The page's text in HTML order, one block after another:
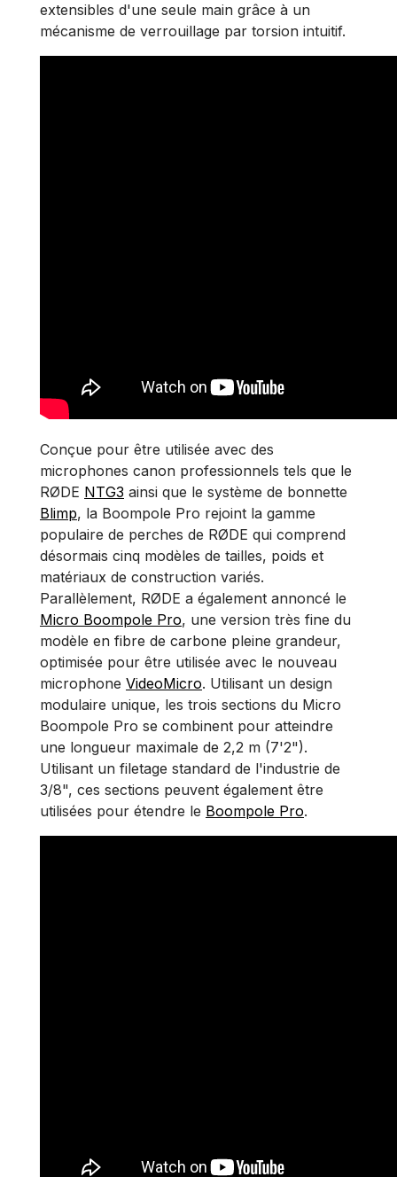
extensibles d'une seule main grâce à un
mécanisme de verrouillage par torsion intuitif.
Conçue pour être utilisée avec des
microphones canon professionnels tels que le
RØDE NTG3 ainsi que le système de bonnette
Blimp, la Boompole Pro rejoint la gamme
populaire de perches de RØDE qui comprend
désormais cinq modèles de tailles, poids et
matériaux de construction variés.
Parallèlement, RØDE a également annoncé le
Micro Boompole Pro, une version très fine du
modèle en fibre de carbone pleine grandeur,
optimisée pour être utilisée avec le nouveau
microphone VideoMicro. Utilisant un design
modulaire unique, les trois sections du Micro
Boompole Pro se combinent pour atteindre
une longueur maximale de 2,2 m (7'2").
Utilisant un filetage standard de l'industrie de
3/8", ces sections peuvent également être
utilisées pour étendre le Boompole Pro.